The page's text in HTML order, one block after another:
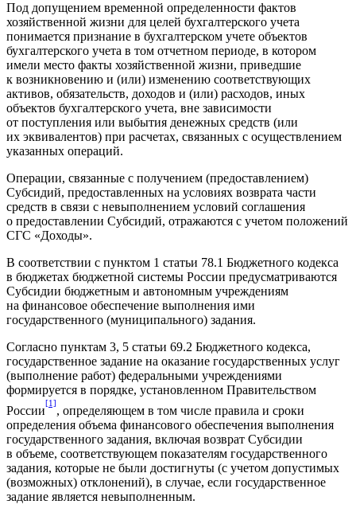
Под допущением временной определенности фактов
хозяйственной жизни для целей бухгалтерского учета
понимается признание в бухгалтерском учете объектов
бухгалтерского учета в том отчетном периоде, в котором
имели место факты хозяйственной жизни, приведшие
к возникновению и (или) изменению соответствующих
активов, обязательств, доходов и (или) расходов, иных
объектов бухгалтерского учета, вне зависимости
от поступления или выбытия денежных средств (или
их эквивалентов) при расчетах, связанных с осуществлением
указанных операций.
Операции, связанные с получением (предоставлением)
Субсидий, предоставленных на условиях возврата части
средств в связи с невыполнением условий соглашения
о предоставлении Субсидий, отражаются с учетом положений
СГС «Доходы».
В соответствии с пунктом 1 статьи 78.1 Бюджетного кодекса
в бюджетах бюджетной системы России предусматриваются
Субсидии бюджетным и автономным учреждениям
на финансовое обеспечение выполнения ими
государственного (муниципального) задания.
Согласно пунктам 3, 5 статьи 69.2 Бюджетного кодекса,
государственное задание на оказание государственных услуг
(выполнение работ) федеральными учреждениями
формируется в порядке, установленном Правительством
России
[1]
, определяющем в том числе правила и сроки
определения объема финансового обеспечения выполнения
государственного задания, включая возврат Субсидии
в объеме, соответствующем показателям государственного
задания, которые не были достигнуты (с учетом допустимых
(возможных) отклонений), в случае, если государственное
задание является невыполненным.